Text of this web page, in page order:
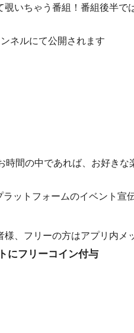
いちゃう番組！番組後半
ネルにて公開されます
間の中であれば、お好き
ットフォームのイベント宣
、フリーの方はアプリ内メ
にフリーコイン付与